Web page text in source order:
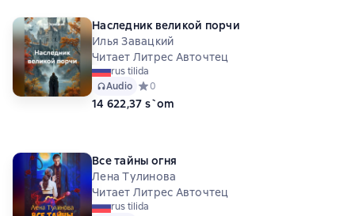
Наследник великой порчи
Илья Завацкий
Читает Литрес Авточтец
rus tilida
Audio Средний рейтинг 0 на основе 0 оценок
0
14 622,37 s`om
Все тайны огня
Лена Тулинова
Читает Литрес Авточтец
rus tilida